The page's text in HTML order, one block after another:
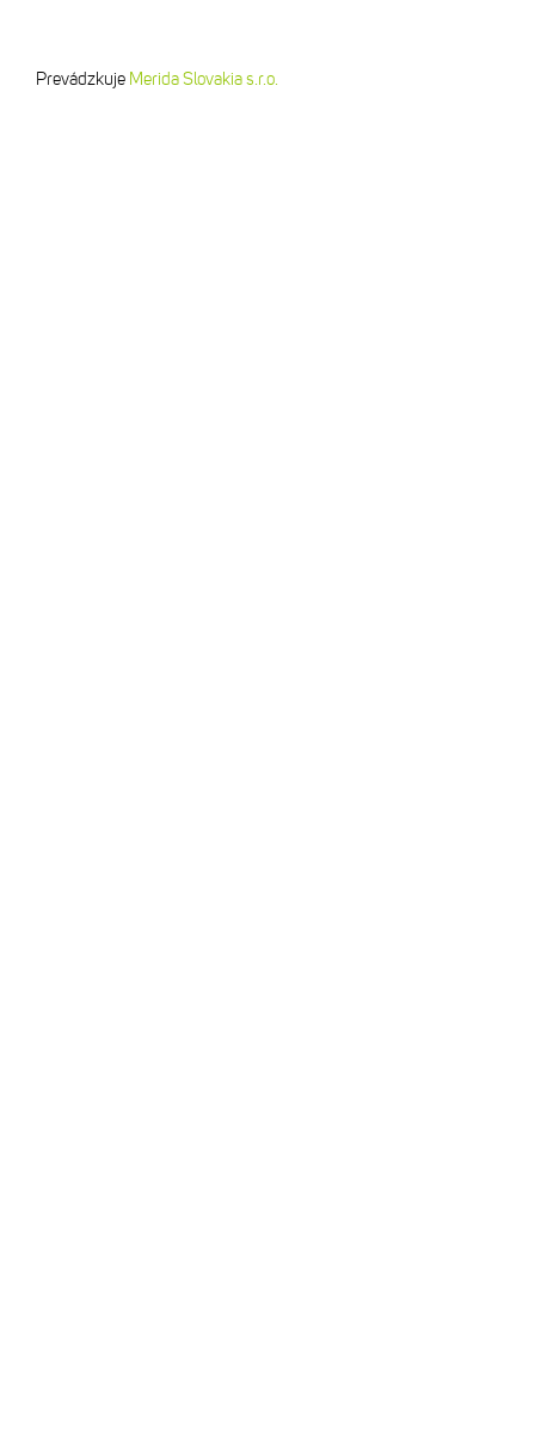
Prevádzkuje Merida Slovakia s.r.o.